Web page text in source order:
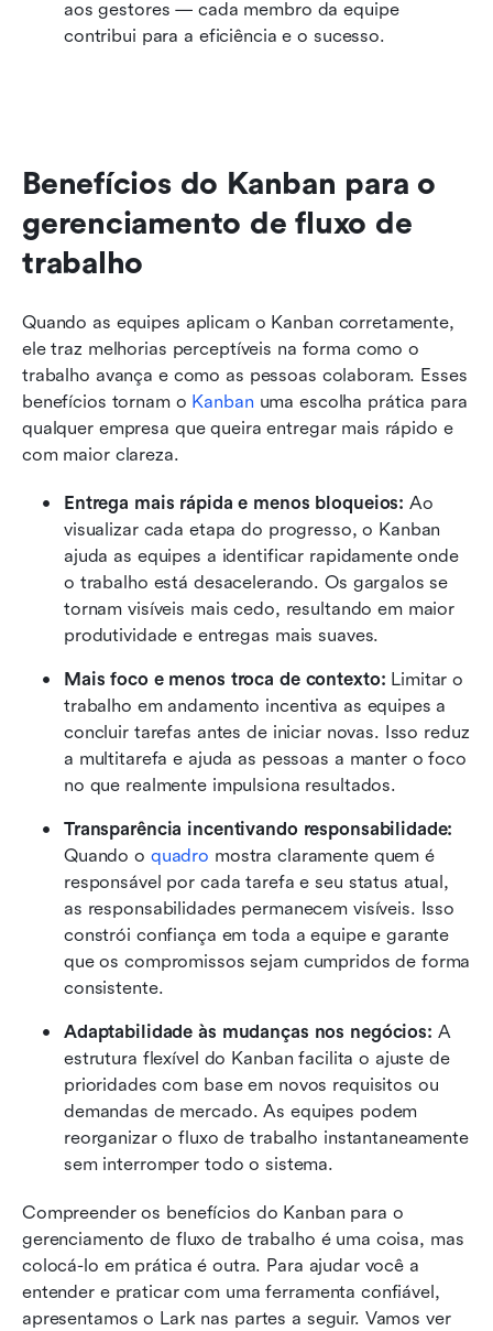
aos gestores — cada membro da equipe
contribui para a eficiência e o sucesso.
Benefícios do Kanban para o
gerenciamento de fluxo de
trabalho
Quando as equipes aplicam o Kanban corretamente,
ele traz melhorias perceptíveis na forma como o
trabalho avança e como as pessoas colaboram. Esses
benefícios tornam o Kanban uma escolha prática para
qualquer empresa que queira entregar mais rápido e
com maior clareza.
Entrega mais rápida e menos bloqueios: Ao
visualizar cada etapa do progresso, o Kanban
ajuda as equipes a identificar rapidamente onde
o trabalho está desacelerando. Os gargalos se
tornam visíveis mais cedo, resultando em maior
produtividade e entregas mais suaves.
Mais foco e menos troca de contexto: Limitar o
trabalho em andamento incentiva as equipes a
concluir tarefas antes de iniciar novas. Isso reduz
a multitarefa e ajuda as pessoas a manter o foco
no que realmente impulsiona resultados.
Quando o quadro mostra claramente quem é
responsável por cada tarefa e seu status atual,
as responsabilidades permanecem visíveis. Isso
constrói confiança em toda a equipe e garante
que os compromissos sejam cumpridos de forma
consistente.
Adaptabilidade às mudanças nos negócios: A
estrutura flexível do Kanban facilita o ajuste de
prioridades com base em novos requisitos ou
demandas de mercado. As equipes podem
reorganizar o fluxo de trabalho instantaneamente
sem interromper todo o sistema.
Compreender os benefícios do Kanban para o
gerenciamento de fluxo de trabalho é uma coisa, mas
colocá-lo em prática é outra. Para ajudar você a
entender e praticar com uma ferramenta confiável,
apresentamos o Lark nas partes a seguir. Vamos ver